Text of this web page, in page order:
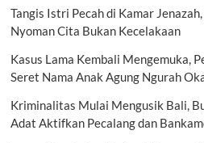
Tangis Istri Pecah di Kamar
Nyoman Cita Bukan Kecelakaan
Kasus Lama Kembali Mengemuka,
Seret Nama Anak Agung Ngurah
Kriminalitas Mulai Mengusik Bali,
Adat Aktifkan Pecalang dan